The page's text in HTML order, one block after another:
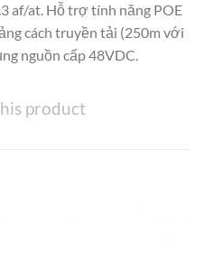
af/at. Hỗ trợ tính năng POE
cách truyền tải (250m với
nguồn cấp 48VDC.
product